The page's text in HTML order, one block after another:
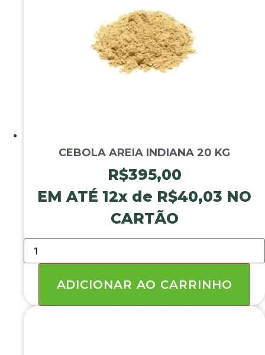
CEBOLA AREIA INDIANA 20 KG
R$395,00
EM ATÉ 12x de R$40,03 NO
CARTÃO
CEBOLA
AREIA
INDIANA
quantidadeADICIONAR AO CARRINHO